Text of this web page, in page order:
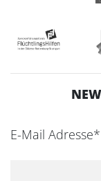
E-Mail Adresse*